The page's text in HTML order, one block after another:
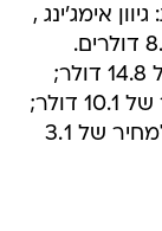
אימג'ינג ,
שהונפקה בסוף אוקטובר במחיר של 8.5 דולרים.
מניית החברה יורדת בכ-4% למחיר של 14.8 דולר;
טריון שמנייתה מאבדת כ-2.9% למחיר של 10.1 דולר;
ואופטיבייס שמנייתה מאבדת כ-1.6% למחיר של 3.1